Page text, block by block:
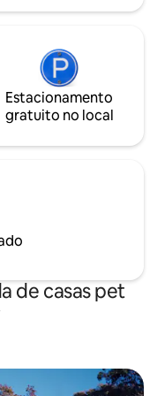
Estacionamento
gratuito no local
de casas pet